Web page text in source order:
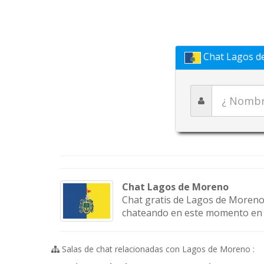
Chat Lagos
Chat Lagos de Moreno
Chat gratis de Lagos de
chateando en este momento
Salas de chat relacionadas con Lagos de Moreno :